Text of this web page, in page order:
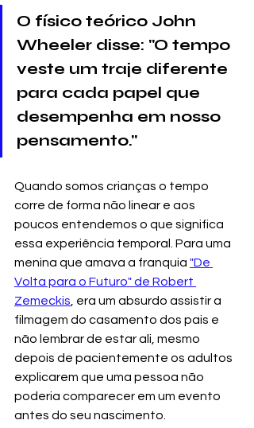
O físico teórico John
Wheeler disse: "O tempo
veste um traje diferente
para cada papel que
desempenha em nosso
pensamento."
Quando somos crianças o tempo
corre de forma não linear e aos
poucos entendemos o que significa
essa experiência temporal. Para uma
menina que amava a franquia "De
Volta para o Futuro" de Robert
Zemeckis , era um absurdo assistir a
filmagem do casamento dos pais e
não lembrar de estar ali, mesmo
depois de pacientemente os adultos
explicarem que uma pessoa não
poderia comparecer em um evento
antes do seu nascimento.